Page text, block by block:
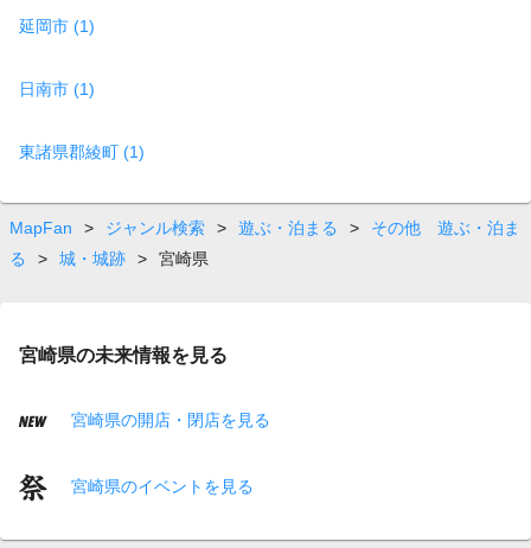
延岡市 (1)
日南市 (1)
東諸県郡綾町 (1)
MapFan > ジャンル検索 > 遊ぶ・泊まる >
その他 遊ぶ・泊ま
る
> 城・城跡 > 宮崎県
宮崎県の未来情報を見る
宮崎県の開店・閉店を見る
宮崎県のイベントを見る